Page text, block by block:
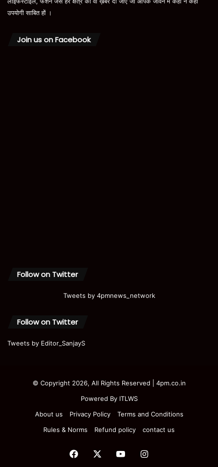
उपयोगी साबित हों ।
Join us on Facebook
Follow on Twitter
Tweets by 4pmnews_network
Follow on Twitter
Tweets by Editor_SanjayS
© Copyright 2026, All Rights Reserved | 4pm.co.in
Powered By ITLWS
About us
Privacy Policy
Terms and Conditions
Rules & Norms
Refund policy contact us
Facebook YouTubeInstagram